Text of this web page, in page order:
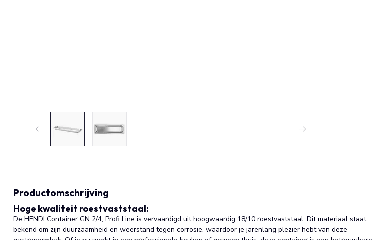
Productomschrijving
Hoge kwaliteit roestvaststaal:
De HENDI Container GN 2/4, Profi Line is vervaardigd uit hoogwaardig 18/10 roestvaststaal. Dit materiaal staat
bekend om zijn duurzaamheid en weerstand tegen corrosie, waardoor je jarenlang plezier hebt van deze